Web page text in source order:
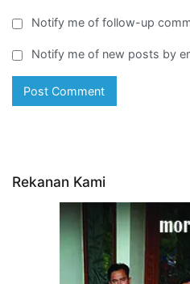
Notify me of follow-up
Notify me of new posts by
Rekanan Kami